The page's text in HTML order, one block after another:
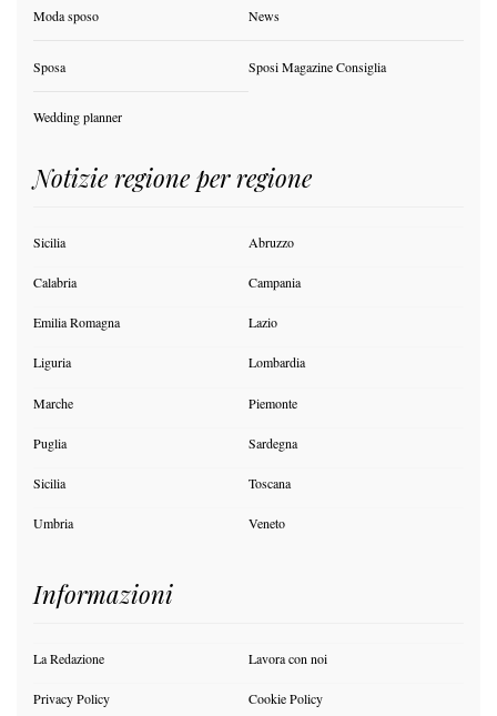
Moda sposo News
Sposa Sposi Magazine Consiglia
Wedding planner
Notizie regione per regione
Sicilia Abruzzo
Calabria Campania
Emilia Romagna Lazio
Liguria Lombardia
Marche Piemonte
Puglia Sardegna
Sicilia Toscana
Umbria Veneto
Informazioni
La Redazione Lavora con noi
Privacy Policy Cookie Policy